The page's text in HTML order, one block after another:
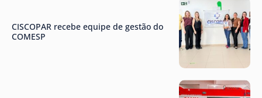
CISCOPAR recebe equipe de gestão do
COMESP